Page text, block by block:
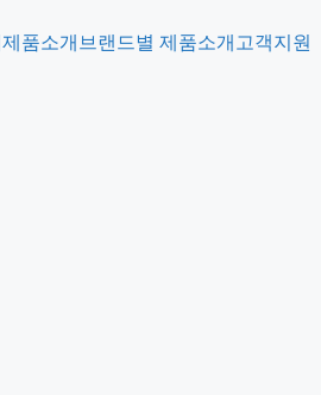
제품소개 브랜드별 제품소개 고객지원